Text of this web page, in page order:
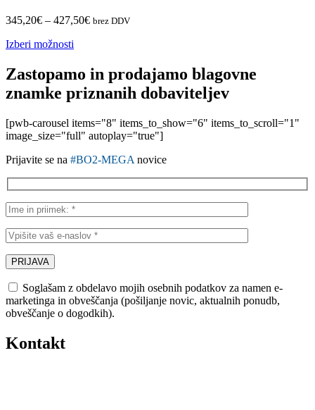
345,20€ – 427,50€ brez DDV
Izberi možnosti
Zastopamo in prodajamo blagovne
znamke priznanih dobaviteljev
[pwb-carousel items="8" items_to_show="6" items_to_scroll="1"
image_size="full" autoplay="true"]
Prijavite se na #BO2-MEGA novice
Soglašam z obdelavo mojih osebnih podatkov za namen e-
marketinga in obveščanja (pošiljanje novic, aktualnih ponudb,
obveščanje o dogodkih).
Kontakt